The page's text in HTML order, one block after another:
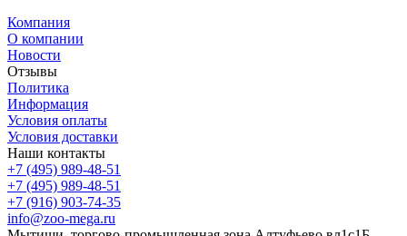
Компания
О компании
Новости
Отзывы
Политика
Информация
Условия оплаты
Условия доставки
Наши контакты
+7 (495) 989-48-51
+7 (495) 989-48-51
+7 (916) 903-74-35
info@zoo-mega.ru